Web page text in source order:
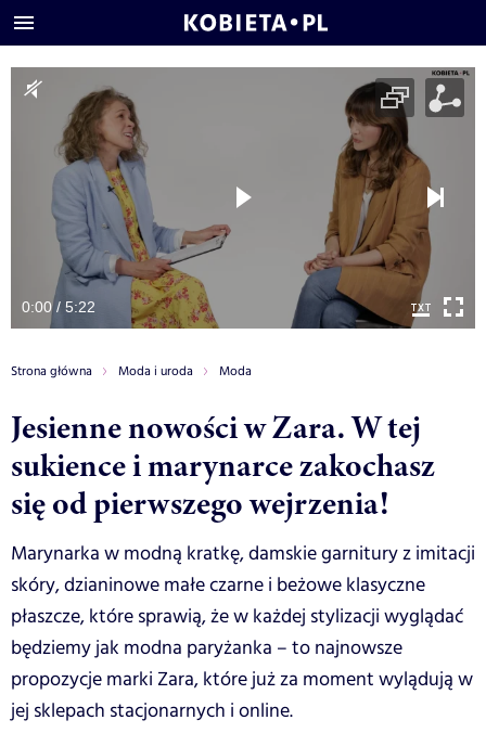
0:00 / 5:22
Strona główna Moda i uroda Moda
Jesienne nowości w Zara. W tej
sukience i marynarce zakochasz
się od pierwszego wejrzenia!
Marynarka w modną kratkę, damskie garnitury z imitacji
skóry, dzianinowe małe czarne i beżowe klasyczne
płaszcze, które sprawią, że w każdej stylizacji wyglądać
będziemy jak modna paryżanka – to najnowsze
propozycje marki Zara, które już za moment wylądują w
jej sklepach stacjonarnych i online.